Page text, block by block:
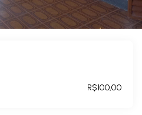
R$100,00